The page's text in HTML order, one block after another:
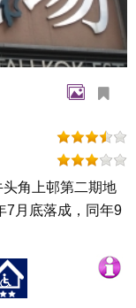
角上邨第二期地
7月底落成，同年9